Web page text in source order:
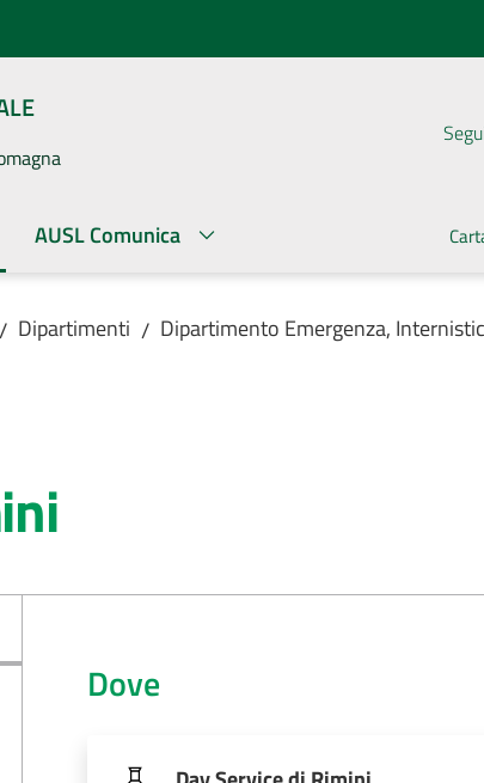
AUSL Comunica
/ Dipartimenti / Dipartimento Emergenza,
Dove